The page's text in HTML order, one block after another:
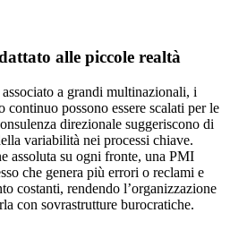
alle piccole realtà
a grandi multinazionali, i
possono essere scalati per le
direzionale suggeriscono di
variabilità nei processi chiave.
assoluta su ogni fronte, una PMI
che genera più errori o reclami e
costanti, rendendo l’organizzazione
con sovrastrutture burocratiche.